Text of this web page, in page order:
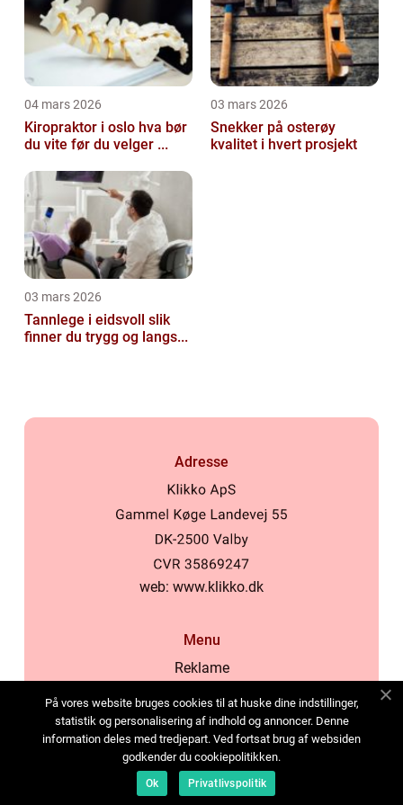
04 mars 2026
Kiropraktor i oslo hva bør
du vite før du velger ...
03 mars 2026
Snekker på osterøy
kvalitet i hvert prosjekt
03 mars 2026
Tannlege i eidsvoll slik
finner du trygg og langs...
Adresse
web: www.klikko.dk
Menu
Reklame
Cookies
Kontakt Oss
Sitemap
På vores website bruges cookies til at huske dine indstillinger,
statistik og personalisering af indhold og annoncer. Denne
information deles med tredjepart. Ved fortsat brug af websiden
godkender du cookiepolitikken.
Ok Privatlivspolitik